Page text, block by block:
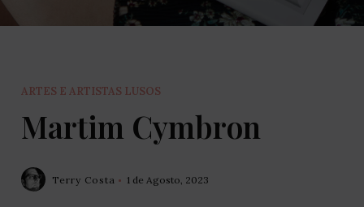
ARTES E ARTISTAS LUSOS
Martim Cymbron
Terry Costa 1 de Agosto, 2023